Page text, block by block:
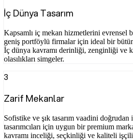
İç Dünya Tasarım
Kapsamlı iç mekan hizmetlerini evrensel
geniş portföylü firmalar için ideal bir
İç dünya kavramı derinliği, zenginliği ve
olasılıkları simgeler.
3
Zarif Mekanlar
Sofistike ve şık tasarım vaadini
tasarımcıları için uygun bir premium
kavramı inceliği, seçkinliği ve kaliteli